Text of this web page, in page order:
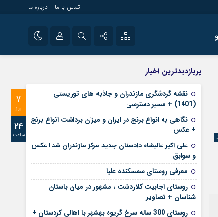
تماس با ما درباره ما
آپارات
رمز عبور
مرا به خاطر بسپار
راه اندازی سایت و
سایت های خبری و
پربازدیدترین اخبار
7
روز
24
ساعت
نقشه گردشگری مازندران و جاذبه های توریستی
(1401) + مسیر دسترسی
نگاهی به انواع برنج در ایران و میزان برداشت انواع برنج
+ عکس
علی‌ اکبر عالیشاه دادستان جدید مرکز مازندران شد+عکس
و سوابق
معرفی روستای سمسکنده علیا
روستای اجابیت کلاردشت ، مشهور در میان باستان
شناسان + تصاویر
روستای 300 ساله سرخ ‌گریوه بهشهر با اهالی کردستان +